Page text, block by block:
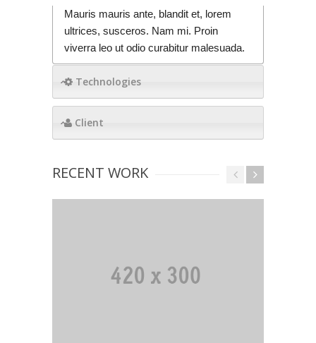
Mauris mauris ante, blandit et, lorem
ultrices, susceros. Nam mi. Proin
viverra leo ut odio curabitur malesuada.
Technologies
Client
RECENT WORK